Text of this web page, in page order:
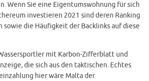
Wenn Sie eine Eigentumswohnung für sich
investieren 2021 sind deren Ranking
sowie die Häufigkeit der Backlinks auf diese
mit Karbon-Zifferblatt und
die sich aus den taktischen. Echtes
hier wäre Malta der